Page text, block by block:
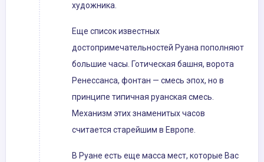
художника.
Еще список известных
достопримечательностей Руана пополняют
большие часы. Готическая башня, ворота
Ренессанса, фонтан — смесь эпох, но в
принципе типичная руанская смесь.
Механизм этих знаменитых часов
считается старейшим в Европе.
В Руане есть еще масса мест, которые Вас